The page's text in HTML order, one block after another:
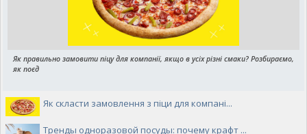
Як правильно замовити піцу для компанії, якщо в усіх різні смаки? Розбираємо,
як поєд
Як скласти замовлення з піци для компані...
Тренды одноразовой посуды: почему крафт ...